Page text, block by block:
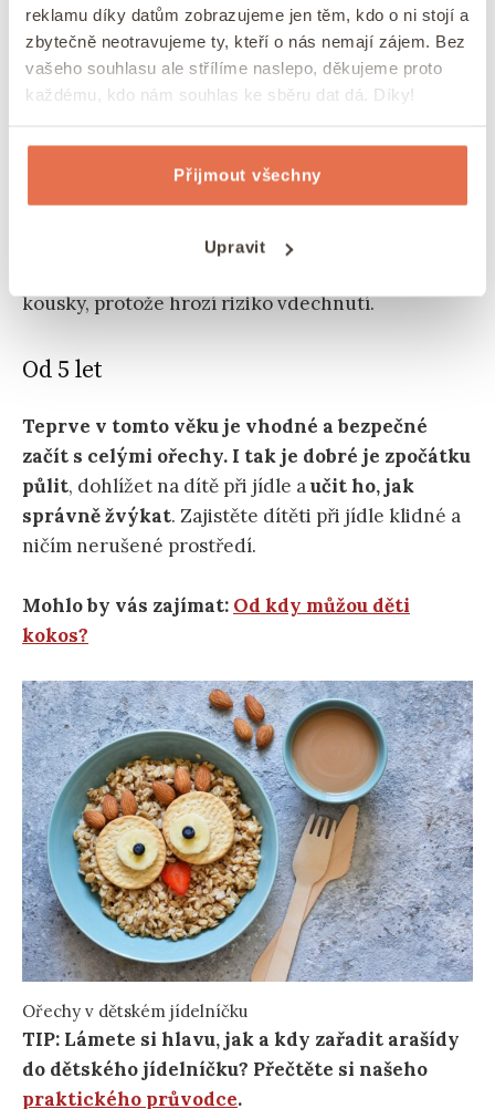
reklamu díky datům zobrazujeme jen těm, kdo o ni stojí a
zbytečně neotravujeme ty, kteří o nás nemají zájem. Bez
vašeho souhlasu ale střílíme naslepo, děkujeme proto
každému, kdo nám souhlas ke sběru dat dá. Díky!
Přijmout všechny
Upravit
po dobu 10–15 minut. Pokud se neobjeví žádná
reakce, můžete množství postupně zvyšovat.
V tomto období můžete podávat hustší
ořechová másla nebo jemně mletou ořechovou
do kaší, jogurtů nebo použít při pečení.
kousky, protože hrozí riziko vdechnutí.
Od 5 let
Teprve v tomto věku je vhodné a bezpečné
začít s celými ořechy. I tak je dobré je zpočátku
půlit, dohlížet na dítě při jídle aučit ho, jak
správně žvýkat. Zajistěte dítěti při jídle klidné a
ničím nerušené prostředí.
Mohlo by vás zajímat: Od kdy můžou děti
kokos?
Ořechy v dětském jídelníčku
TIP: Lámete si hlavu, jak a kdy zařadit arašídy
do dětského jídelníčku? Přečtěte si našeho
praktického průvodce.